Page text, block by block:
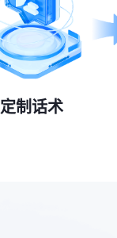
定制话术